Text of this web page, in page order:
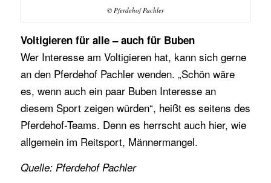
© Pferdehof Pachler
Voltigieren für alle – auch für Buben
Wer Interesse am Voltigieren hat, kann sich gerne
an den Pferdehof Pachler wenden. „Schön wäre
es, wenn auch ein paar Buben Interesse an
diesem Sport zeigen würden“, heißt es seitens des
Pferdehof-Teams. Denn es herrscht auch hier, wie
allgemein im Reitsport, Männermangel.
Quelle: Pferdehof Pachler